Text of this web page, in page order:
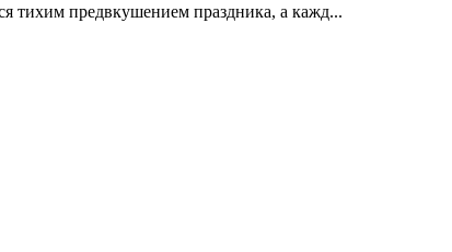
тихим предвкушением праздника, а кажд...